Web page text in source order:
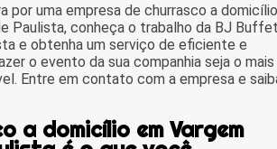
por uma empresa de churrasco a domicílio
Paulista, conheça o trabalho da BJ
e obtenha um serviço de eficiente e
o evento da sua companhia seja o mais
Entre em contato com a empresa e
a domicílio em Vargem